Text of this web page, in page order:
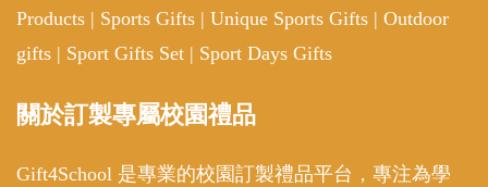
Products | Sports Gifts | Unique Sports Gifts | Outdoor
gifts | Sport Gifts Set | Sport Days Gifts
關於訂製專屬校園禮品
Gift4School 是專業的校園訂製禮品平台，專注為學